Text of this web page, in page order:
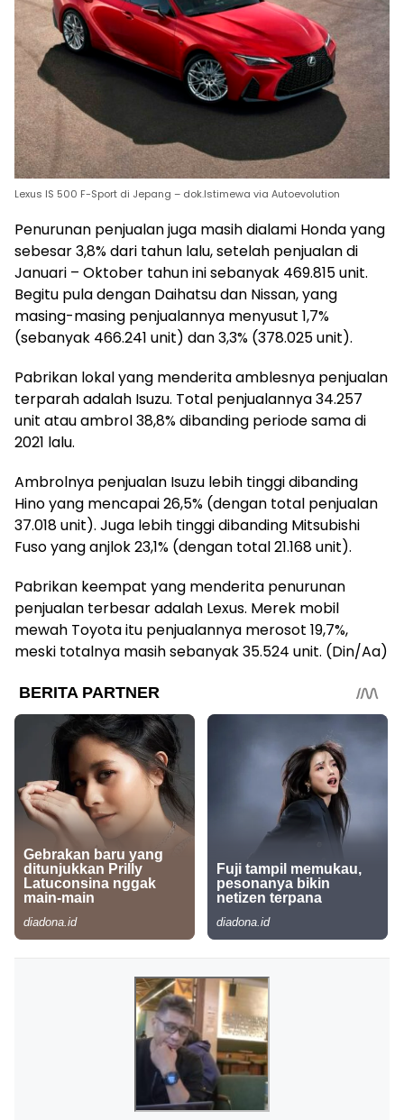
Lexus IS 500 F-Sport di Jepang – dok.Istimewa via Autoevolution
Penurunan penjualan juga masih dialami Honda yang
sebesar 3,8% dari tahun lalu, setelah penjualan di
Januari – Oktober tahun ini sebanyak 469.815 unit.
Begitu pula dengan Daihatsu dan Nissan, yang
masing-masing penjualannya menyusut 1,7%
(sebanyak 466.241 unit) dan 3,3% (378.025 unit).
Pabrikan lokal yang menderita amblesnya penjualan
terparah adalah Isuzu. Total penjualannya 34.257
unit atau ambrol 38,8% dibanding periode sama di
2021 lalu.
Ambrolnya penjualan Isuzu lebih tinggi dibanding
Hino yang mencapai 26,5% (dengan total penjualan
37.018 unit). Juga lebih tinggi dibanding Mitsubishi
Fuso yang anjlok 23,1% (dengan total 21.168 unit).
Pabrikan keempat yang menderita penurunan
penjualan terbesar adalah Lexus. Merek mobil
mewah Toyota itu penjualannya merosot 19,7%,
meski totalnya masih sebanyak 35.524 unit. (Din/Aa)